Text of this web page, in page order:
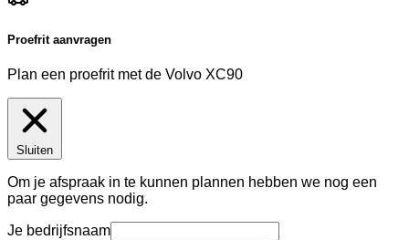
Proefrit aanvragen
Plan een proefrit met de Volvo XC90
Sluiten
Om je afspraak in te kunnen plannen hebben we nog een
paar gegevens nodig.
Je bedrijfsnaam